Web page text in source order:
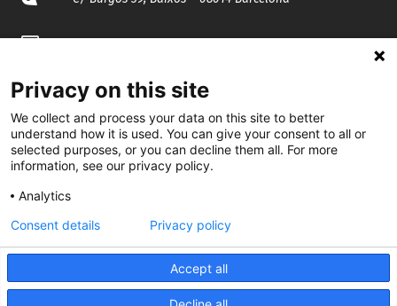
935 120 481
@CGTCatalunya
cgtcatalunya
Privacy on this site
We collect and process your data on this site to better
understand how it is used. You can give your consent to all or
selected purposes, or you can decline them all. For more
information, see our privacy policy.
Analytics
Accept all
Consent details Privacy policy